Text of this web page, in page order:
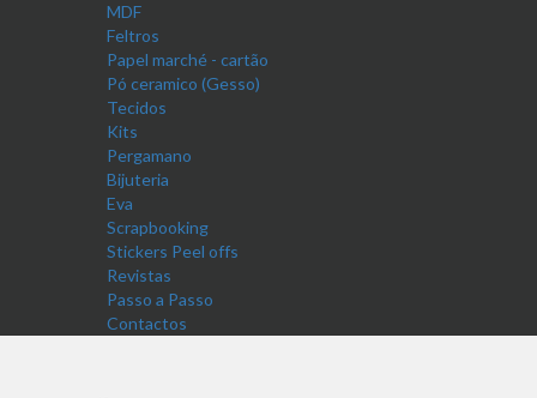
MDF
Feltros
Papel marché - cartão
Pó ceramico (Gesso)
Tecidos
Kits
Pergamano
Bijuteria
Eva
Scrapbooking
Stickers Peel offs
Revistas
Passo a Passo
Contactos